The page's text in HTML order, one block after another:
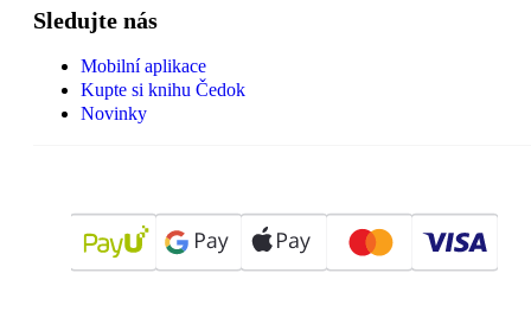
Sledujte nás
Mobilní aplikace
Kupte si knihu Čedok
Novinky